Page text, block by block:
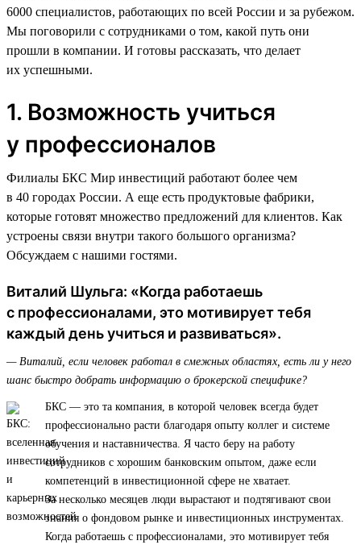
6000 специалистов, работающих по всей России и за рубежом.
Мы поговорили с сотрудниками о том, какой путь они
прошли в компании. И готовы рассказать, что делает
их успешными.
1. Возможность учиться
у профессионалов
Филиалы БКС Мир инвестиций работают более чем
в 40 городах России. А еще есть продуктовые фабрики,
которые готовят множество предложений для клиентов. Как
устроены связи внутри такого большого организма?
Обсуждаем с нашими гостями.
Виталий Шульга: «Когда работаешь
с профессионалами, это мотивирует тебя
каждый день учиться и развиваться».
— Виталий, если человек работал в смежных областях, есть ли у него
шанс быстро добрать информацию о брокерской специфике?
БКС — это та компания, в которой человек всегда будет
профессионально расти благодаря опыту коллег и системе
обучения и наставничества. Я часто беру на работу
сотрудников с хорошим банковским опытом, даже если
компетенций в инвестиционной сфере не хватает.
За несколько месяцев люди вырастают и подтягивают свои
знания о фондовом рынке и инвестиционных инструментах.
Когда работаешь с профессионалами, это мотивирует тебя